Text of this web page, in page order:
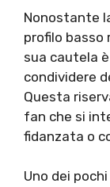
Nonostante
profilo basso
sua cautela
condividere
Questa
fan che si
fidanzata o
Uno dei